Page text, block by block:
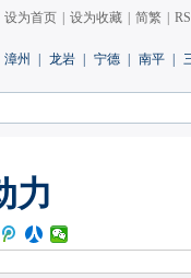
设为首页 设为收藏 简繁
漳州 龙岩 宁德 南平
力